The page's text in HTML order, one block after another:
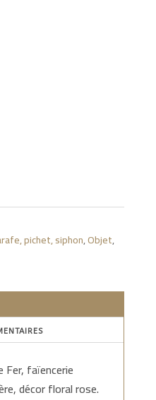
pichet, siphon,Objet,
Fer, faïencerie
décor floral rose.